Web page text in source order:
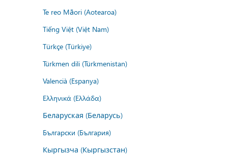
Te reo Māori (Aotearoa)
Tiếng Việt (Việt Nam)
Türkçe (Türkiye)
Türkmen dili (Türkmenistan)
Valencià (Espanya)
Ελληνικά (Ελλάδα)
Беларуская (Беларусь)
Български (България)
Кыргызча (Кыргызстан)